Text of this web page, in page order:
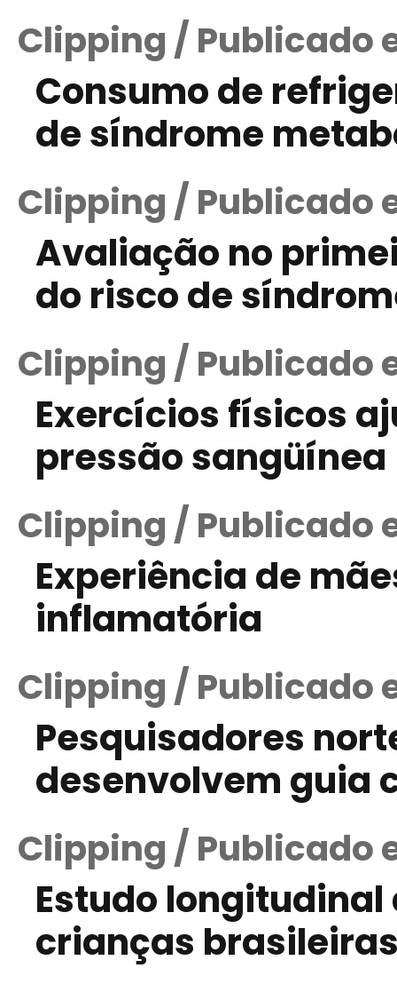
Clipping / Publicado
Consumo de
de síndrome
Clipping / Publicado
Avaliação no
do risco de
Clipping / Publicado
Exercícios físicos
pressão sangüínea
Clipping / Publicado
Experiência de
inflamatória
Clipping / Publicado
Pesquisadores
desenvolvem guia
Clipping / Publicado
Estudo
crianças